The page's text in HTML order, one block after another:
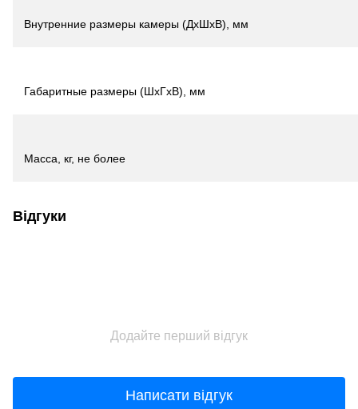
Внутренние размеры камеры (ДхШхВ), мм
Габаритные размеры (ШхГхВ), мм
Масса, кг, не более
Відгуки
Додайте перший відгук
Написати відгук